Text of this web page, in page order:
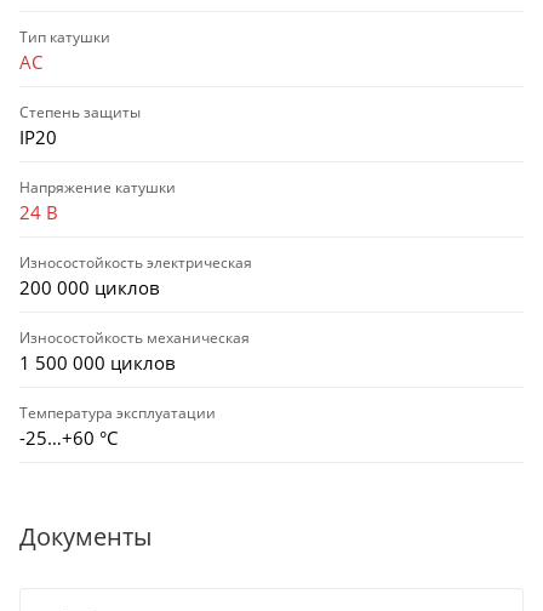
Тип катушки
AC
Степень защиты
IP20
Напряжение катушки
24 В
Износостойкость электрическая
200 000 циклов
Износостойкость механическая
1 500 000 циклов
Температура эксплуатации
-25…+60 °С
Документы